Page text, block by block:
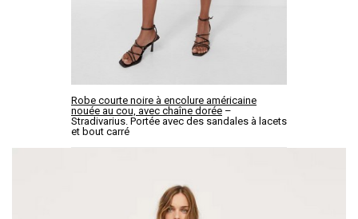
Robe courte noire à encolure américaine
nouée au cou, avec chaîne dorée –
Stradivarius. Portée avec des sandales à lacets
et bout carré